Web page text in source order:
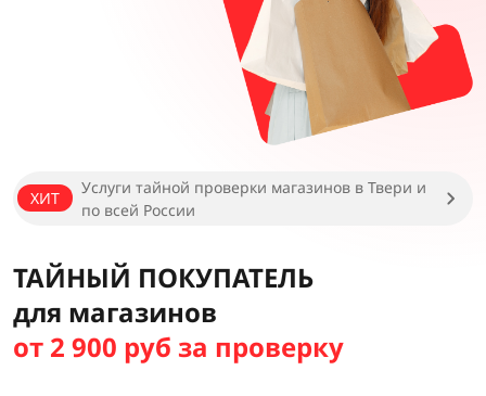
ХИТ
Услуги тайной проверки магазинов в Твери и
по всей России
ТАЙНЫЙ ПОКУПАТЕЛЬ
для магазинов
от 2 900 руб за проверку